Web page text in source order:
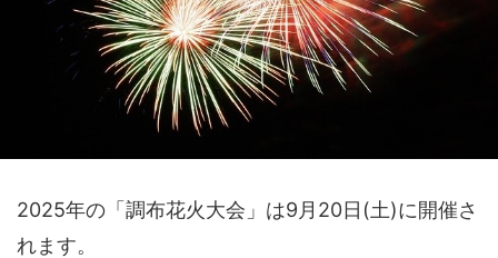
2025年の「調布花火大会」は9月20日(土)に開催さ
れます。